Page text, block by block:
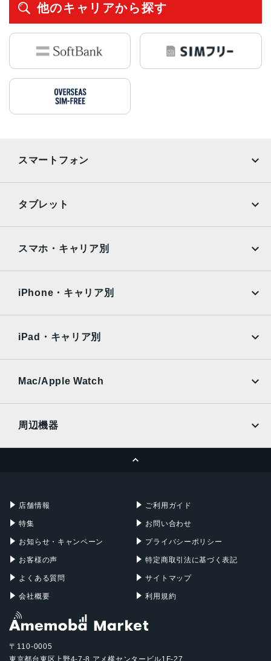
他のキャリアから探す
スマートフォン
AQUOS
OPPO Android
タブレット
Surface
Xiaomi Tablet
スマホ・キャリア別
Ymobile
UQmobile
iPhone・キャリア別
Ymobile
UQmobile
iPad・キャリア別
Mac/Apple Watch
周辺機器
店舗情報
特集
お知らせ・キャンペーン
お客様の声
よくある質問
会社概要
ご利用ガイド
お問い合わせ
プライバシーポリシー
特定商取引法に基づく表記
サイトマップ
利用規約
〒110-0005